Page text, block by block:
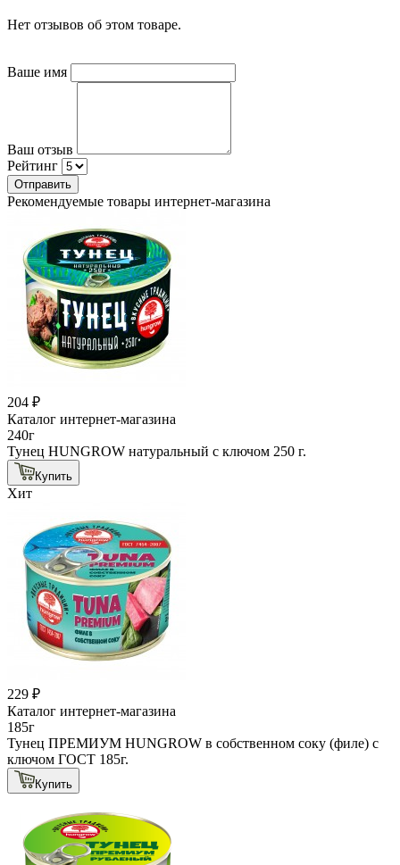
Нет отзывов об этом товаре.
Ваше имя
Ваш отзыв
Рейтинг
Отправить
Рекомендуемые товары интернет-магазина
204 ₽
Каталог интернет-магазина
240г
Тунец HUNGROW натуральный с ключом 250 г.
Купить
Хит
229 ₽
Каталог интернет-магазина
185г
Тунец ПРЕМИУМ HUNGROW в собственном соку (филе) с
ключом ГОСТ 185г.
Купить